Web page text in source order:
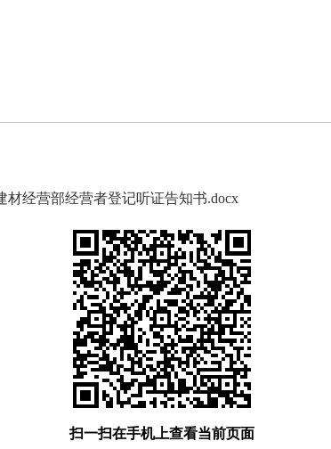
经营部经营者登记听证告知书.docx
扫一扫在手机上查看当前页面